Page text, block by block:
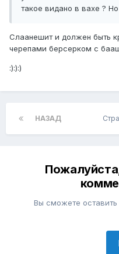
такое видано в вахе ?
Слаанешит и должен быть
черепами берсерком с
:):):)
НАЗАД
Вы сможете